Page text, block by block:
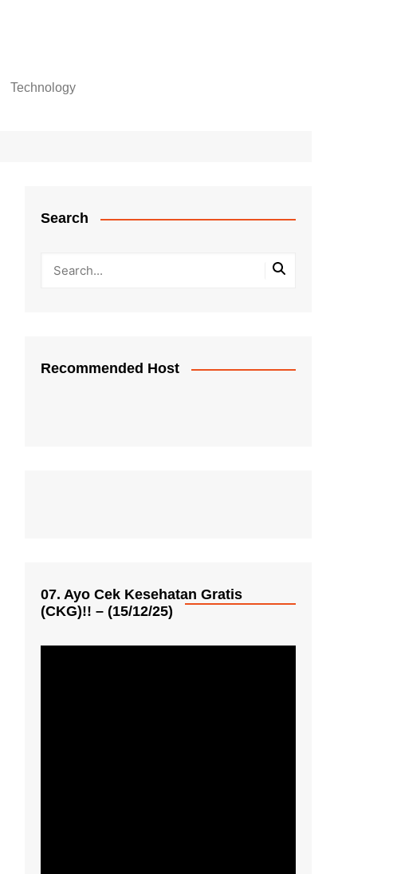
Technology
Search
Recommended Host
07. Ayo Cek Kesehatan Gratis
(CKG)!! – (15/12/25)